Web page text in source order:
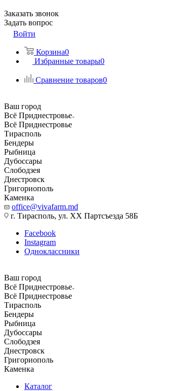
Заказать звонок
Задать вопрос
Войти
Корзина0
Избранные товары0
Сравнение товаров0
Ваш город
Всё Приднестровье
Всё Приднестровье
Тирасполь
Бендеры
Рыбница
Дубоссары
Слободзея
Днестровск
Григориополь
Каменка
office@vivafarm.md
г. Тирасполь, ул. ХХ Партсъезда 58Б
Facebook
Instagram
Одноклассники
Ваш город
Всё Приднестровье
Всё Приднестровье
Тирасполь
Бендеры
Рыбница
Дубоссары
Слободзея
Днестровск
Григориополь
Каменка
Каталог